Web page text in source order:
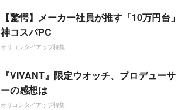
【驚愕】メーカー社員が推す「10万円台」
神コスパPC
オリコンタイアップ特集
『VIVANT』限定ウオッチ、プロデューサ
ーの感想は
オリコンタイアップ特集